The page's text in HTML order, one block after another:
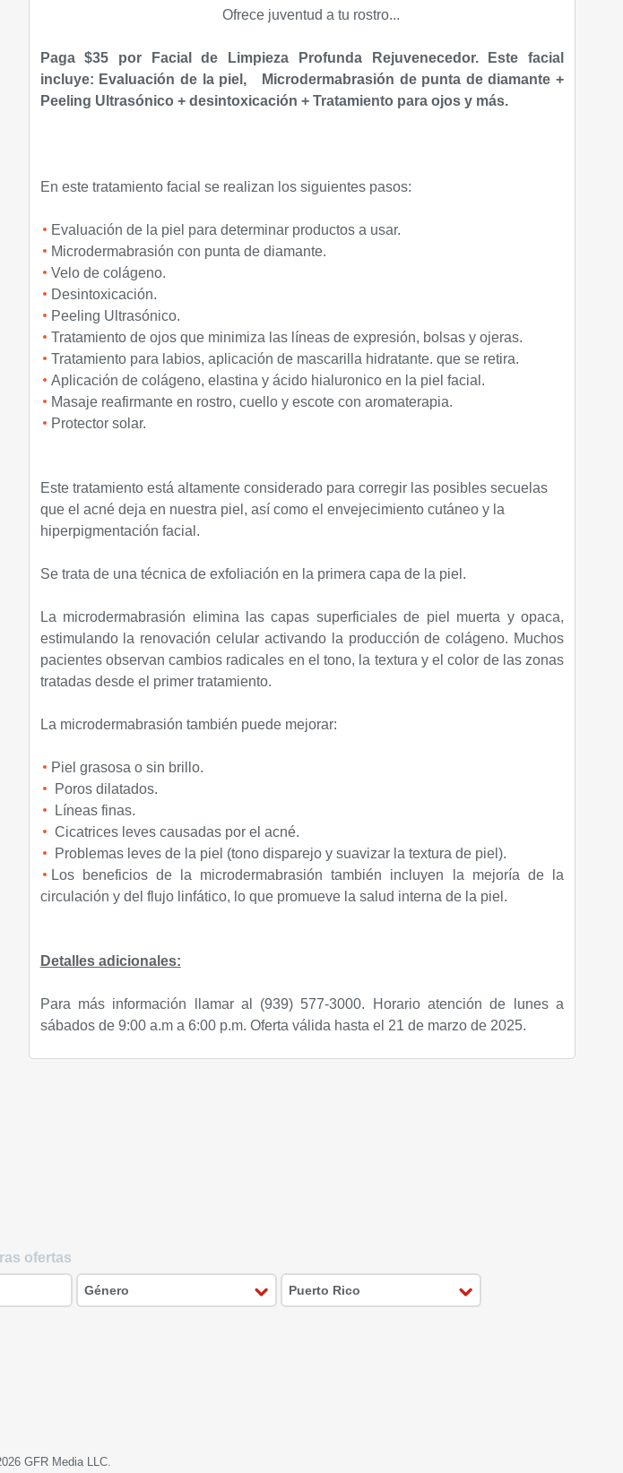
Ofrece juventud a tu rostro...
Paga $35 por Facial de Limpieza Profunda Rejuvenecedor. Este facial
incluye: Evaluación de la piel, Microdermabrasión de punta de diamante +
Peeling Ultrasónico + desintoxicación + Tratamiento para ojos y más.
En este tratamiento facial se realizan los siguientes pasos:
Evaluación de la piel para determinar productos a usar.
Microdermabrasión con punta de diamante.
Velo de colágeno.
Desintoxicación.
Peeling Ultrasónico.
Tratamiento de ojos que minimiza las líneas de expresión, bolsas y ojeras.
Tratamiento para labios, aplicación de mascarilla hidratante. que se retira.
Aplicación de colágeno, elastina y ácido hialuronico en la piel facial.
Masaje reafirmante en rostro, cuello y escote con aromaterapia.
Protector solar.
Este tratamiento está altamente considerado para corregir las posibles secuelas
que el acné deja en nuestra piel, así como el envejecimiento cutáneo y la
hiperpigmentación facial.
Se trata de una técnica de exfoliación en la primera capa de la piel.
La microdermabrasión elimina las capas superficiales de piel muerta y opaca,
estimulando la renovación celular activando la producción de colágeno. Muchos
pacientes observan cambios radicales en el tono, la textura y el color de las zonas
tratadas desde el primer tratamiento.
La microdermabrasión también puede mejorar:
Piel grasosa o sin brillo.
Poros dilatados.
Líneas finas.
Cicatrices leves causadas por el acné.
Problemas leves de la piel (tono disparejo y suavizar la textura de piel).
Los beneficios de la microdermabrasión también incluyen la mejoría de la
circulación y del flujo linfático, lo que promueve la salud interna de la piel.
Detalles adicionales:
Para más información llamar al (939) 577-3000. Horario atención de lunes a
sábados de 9:00 a.m a 6:00 p.m. Oferta válida hasta el 21 de marzo de 2025.
ofertas
GFR Media LLC.